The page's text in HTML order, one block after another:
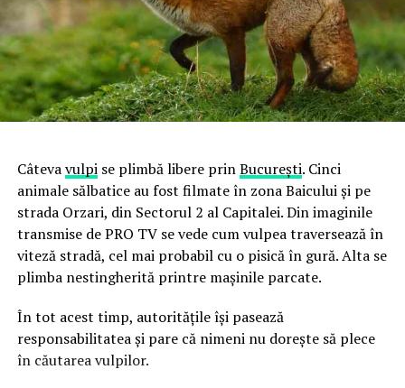
Câtevavulpise plimbă libere prinBucureşti. Cinci
animale sălbatice au fost filmate în zona Baicului şi pe
strada Orzari, din Sectorul 2 al Capitalei. Din imaginile
transmise de PRO TV se vede cum vulpea traversează în
viteză stradă, cel mai probabil cu o pisică în gură. Alta se
plimba nestingherită printre maşinile parcate.
În tot acest timp, autorităţile îşi pasează
responsabilitatea şi pare că nimeni nu doreşte să plece
în căutarea vulpilor.